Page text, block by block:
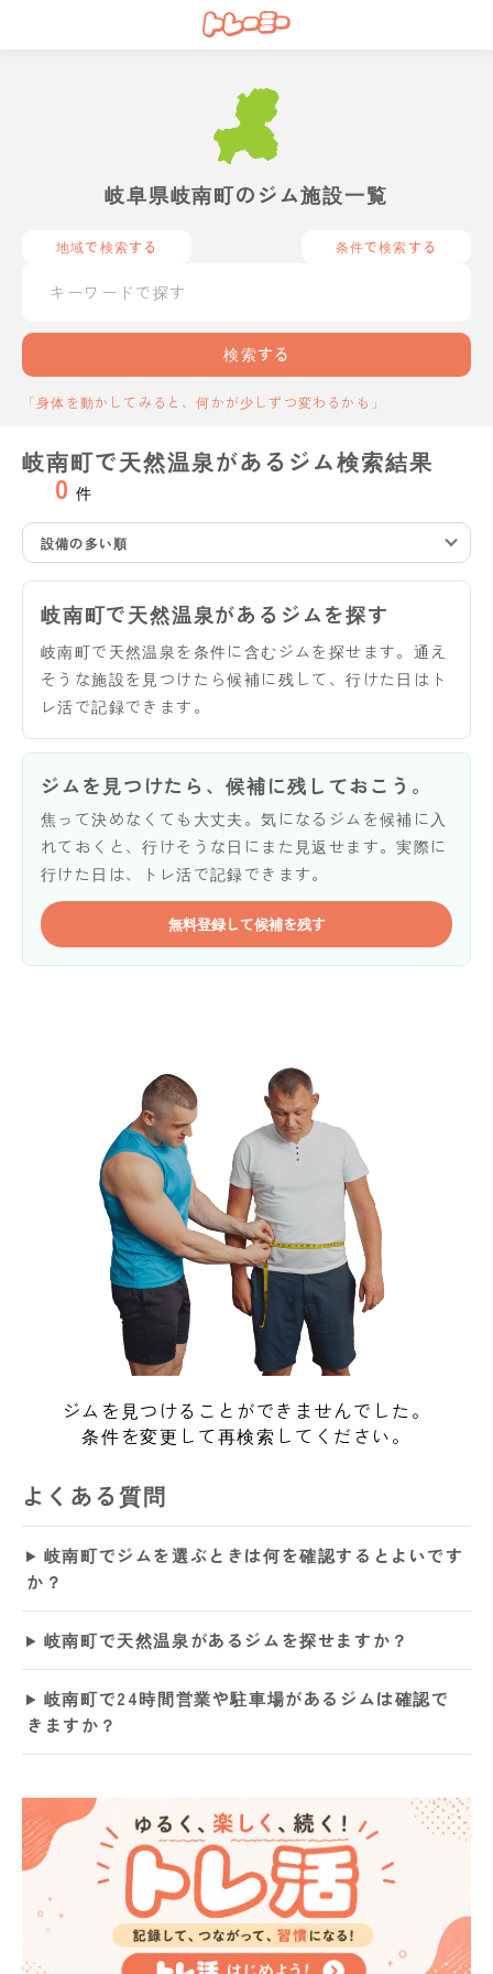
岐阜県岐南町のジム施設一覧
地域で検索する 条件で検索する
検索する
「身体を動かしてみると、何かが少しずつ変わるかも」
岐南町で天然温泉があるジム検索結果
0 件
設備の多い順
岐南町で天然温泉があるジムを探す
岐南町で天然温泉を条件に含むジムを探せます。通え
そうな施設を見つけたら候補に残して、行けた日はト
レ活で記録できます。
ジムを見つけたら、候補に残しておこう。
焦って決めなくても大丈夫。気になるジムを候補に入
れておくと、行けそうな日にまた見返せます。実際に
行けた日は、トレ活で記録できます。
無料登録して候補を残す
ジムを見つけることができませんでした。
条件を変更して再検索してください。
よくある質問
岐南町でジムを選ぶときは何を確認するとよいです
か？
岐南町で天然温泉があるジムを探せますか？
岐南町で24時間営業や駐車場があるジムは確認で
きますか？